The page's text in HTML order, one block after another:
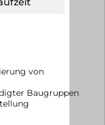
von
Baugruppen